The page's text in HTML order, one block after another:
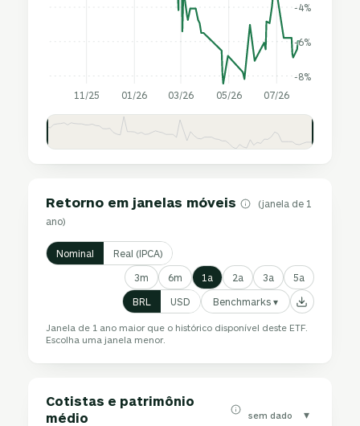
-8%
-6%
-4%
11/25 01/26 03/26 05/26 07/26
Retorno em janelas móveis
(janela de 1
ano)
Nominal Real (IPCA)
3m 6m 1a 2a 3a 5a
BRL USD Benchmarks ▾
Janela de 1 ano maior que o histórico disponível deste ETF.
Escolha uma janela menor.
Cotistas e patrimônio
médio
sem dado ▾